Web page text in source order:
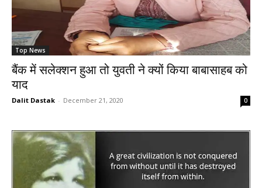
Top News
बैंक में सलेक्शन हुआ तो युवती ने क्यों किया बाबासाहब को
याद
Dalit Dastak - December 21, 2020 0